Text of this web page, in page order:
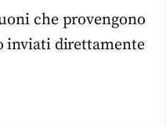
che provengono
inviati direttamente